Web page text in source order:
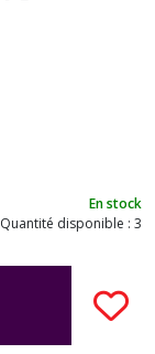
En stock
Quantité disponible : 3